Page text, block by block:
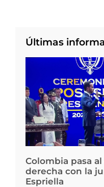
Últimas
Colombia pasa
derecha con la
Espriella